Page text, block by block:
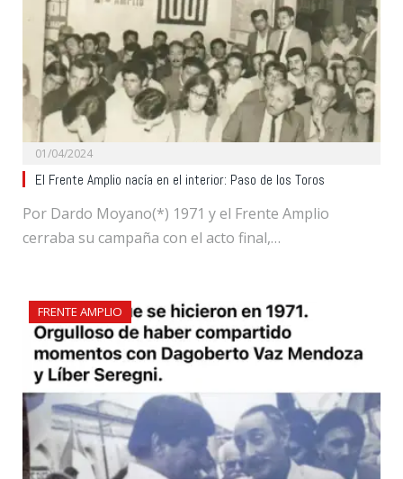
01/04/2024
El Frente Amplio nacía en el interior: Paso de los Toros
Por Dardo Moyano(*) 1971 y el Frente Amplio
cerraba su campaña con el acto final,…
FRENTE AMPLIO